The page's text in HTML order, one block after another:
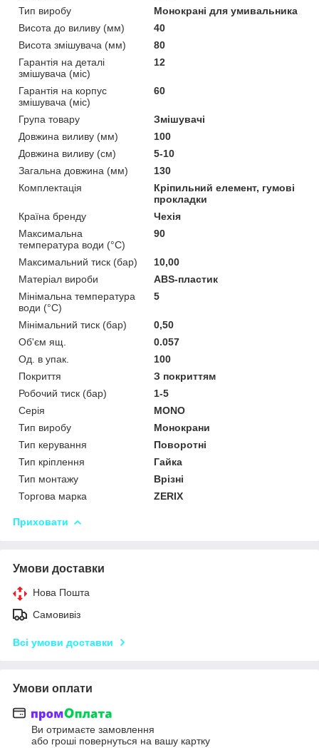
Тип виробу
Монокрані для умивальника
Висота до виливу (мм)
40
Висота змішувача (мм)
80
Гарантія на деталі
змішувача (міс)
12
Гарантія на корпус
змішувача (міс)
60
Група товару
Змішувачі
Довжина виливу (мм)
100
Довжина виливу (см)
5-10
Загальна довжина (мм)
130
Комплектація
Кріпильний елемент, гумові
прокладки
Країна бренду
Чехія
Максимальна
температура води (°C)
90
Максимальний тиск (бар)
10,00
Матеріал вироби
ABS-пластик
Мінімальна температура
води (°C)
5
Мінімальний тиск (бар)
0,50
Об'єм ящ.
0.057
Од. в упак.
100
Покриття
З покриттям
Робочий тиск (бар)
1-5
Серія
MONO
Тип виробу
Монокрани
Тип керування
Поворотні
Тип кріплення
Гайка
Тип монтажу
Врізні
Торгова марка
ZERIX
Приховати
Умови доставки
Нова Пошта
Самовивіз
Всі умови доставки
Умови оплати
Ви отримаєте замовлення
або гроші повернуться на вашу картку